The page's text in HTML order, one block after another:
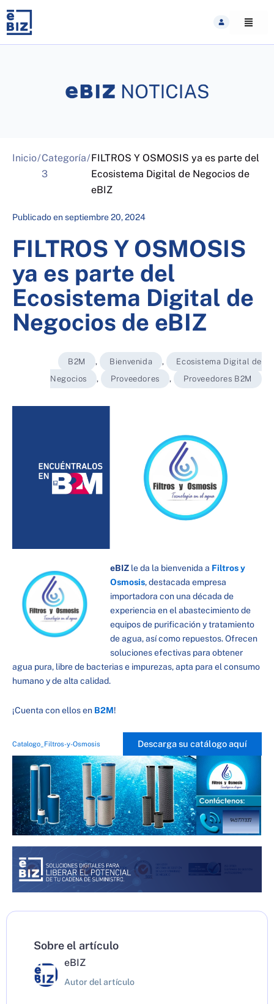
content
Inicio/Categoría
3
/FILTROS Y OSMOSIS ya es parte del
Ecosistema Digital de Negocios de
eBIZ
Publicado enseptiembre 20, 2024
FILTROS Y OSMOSIS
ya es parte del
Ecosistema Digital de
Negocios de eBIZ
B2M , Bienvenida ,
Ecosistema Digital de
Negocios
, Proveedores , Proveedores B2M
eBIZ le da la bienvenida a Filtros y
Osmosis, destacada empresa
importadora con una década de
experiencia en el abastecimiento de
equipos de purificación y tratamiento
de agua, así como repuestos. Ofrecen
soluciones efectivas para obtener
agua pura, libre de bacterias e impurezas, apta para el consumo
humano y de alta calidad.
¡Cuenta con ellos en B2M!
Catalogo_Filtros-y-Osmosis Descarga su catálogo aquí
Sobre el artículo
eBIZ
Autor del artículo